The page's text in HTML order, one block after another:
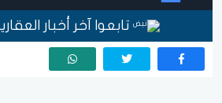
تابعوا آخر أخبار